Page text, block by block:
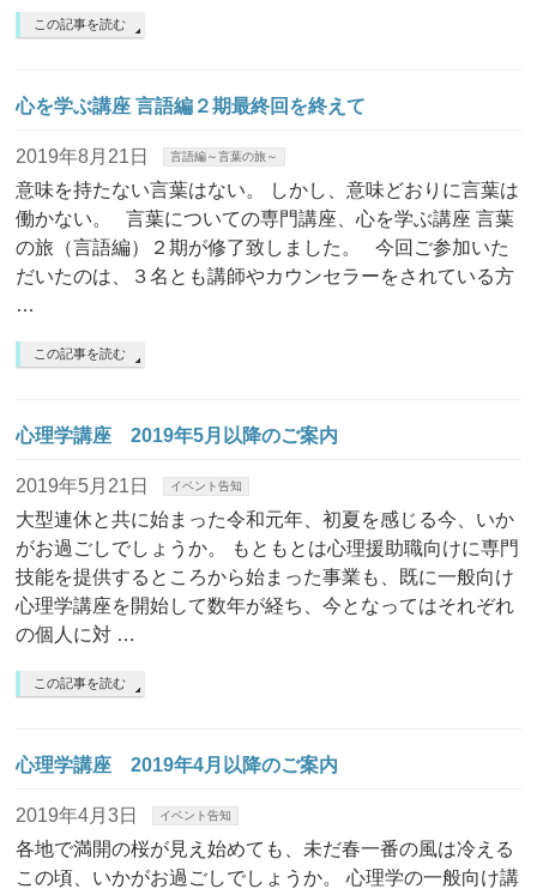
この記事を読む
心を学ぶ講座 言語編２期最終回を終えて
2019年8月21日 言語編～言葉の旅～
意味を持たない言葉はない。 しかし、意味どおりに言葉は
働かない。 言葉についての専門講座、心を学ぶ講座 言葉
の旅（言語編）２期が修了致しました。 今回ご参加いた
だいたのは、３名とも講師やカウンセラーをされている方
…
この記事を読む
心理学講座 2019年5月以降のご案内
2019年5月21日 イベント告知
大型連休と共に始まった令和元年、初夏を感じる今、いか
がお過ごしでしょうか。 もともとは心理援助職向けに専門
技能を提供するところから始まった事業も、既に一般向け
心理学講座を開始して数年が経ち、今となってはそれぞれ
の個人に対 …
この記事を読む
心理学講座 2019年4月以降のご案内
2019年4月3日 イベント告知
各地で満開の桜が見え始めても、未だ春一番の風は冷える
この頃、いかがお過ごしでしょうか。 心理学の一般向け講